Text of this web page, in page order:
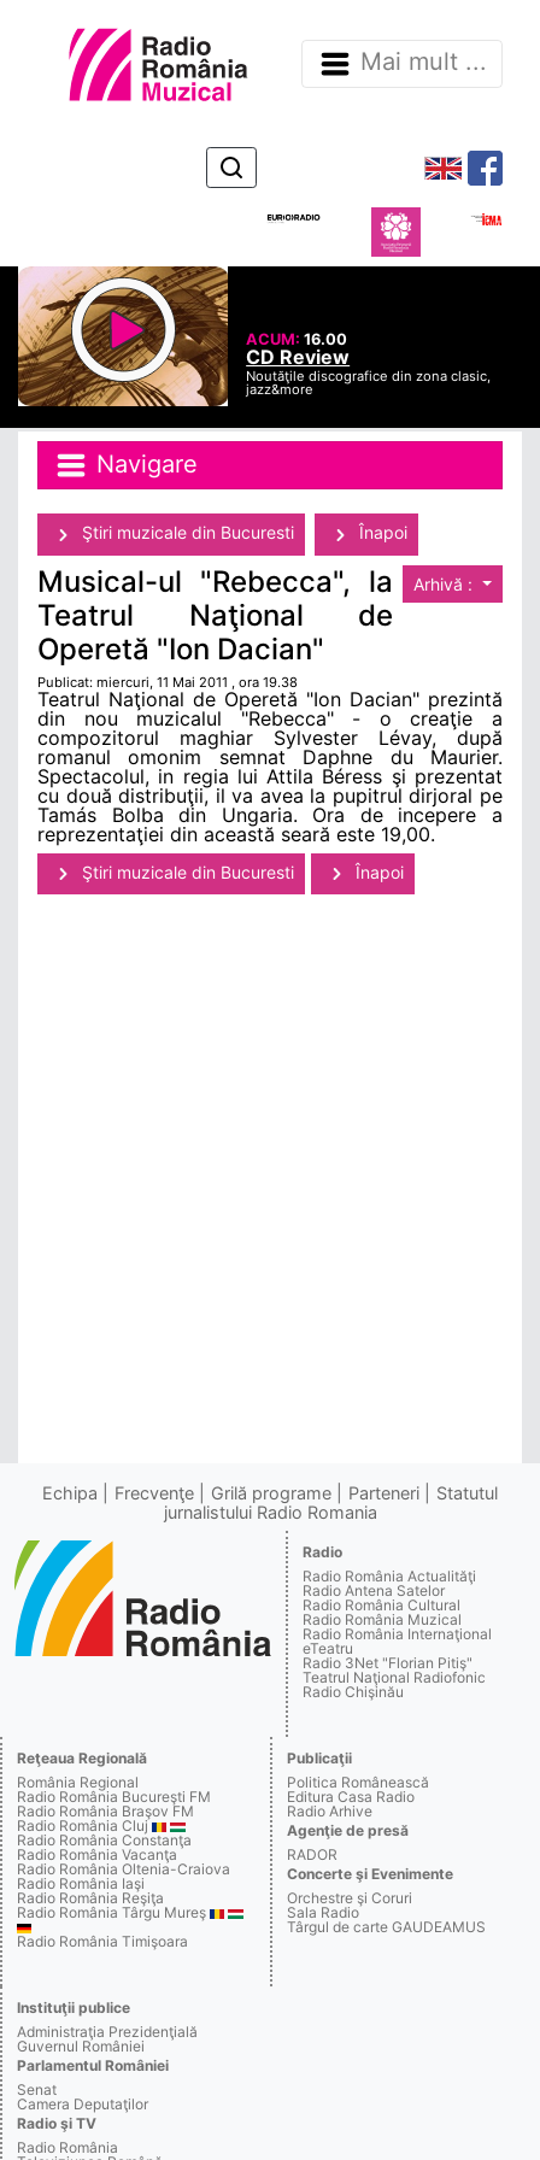
Mai mult ...
ACUM:16.00
CD Review
Noutăţile discografice din zona clasic,
jazz&more
Navigare
Ştiri muzicale din Bucuresti Înapoi
Arhivă :
Musical-ul "Rebecca", la
Teatrul Naţional de
Operetă "Ion Dacian"
Publicat: miercuri, 11 Mai 2011 , ora 19.38
Teatrul Naţional de Operetă "Ion Dacian" prezintă
din nou muzicalul "Rebecca" - o creaţie a
compozitorul maghiar Sylvester Lévay, după
romanul omonim semnat Daphne du Maurier.
Spectacolul, in regia lui Attila Béress şi prezentat
cu două distribuţii, il va avea la pupitrul dirjoral pe
Tamás Bolba din Ungaria. Ora de incepere a
reprezentaţiei din această seară este 19,00.
Ştiri muzicale din Bucuresti Înapoi
Echipa Frecvenţe Grilă programe Parteneri
Statutul
jurnalistului Radio Romania
Radio
Radio România Actualităţi
Radio Antena Satelor
Radio România Cultural
Radio România Muzical
Radio România Internaţional
eTeatru
Radio 3Net "Florian Pitiş"
Teatrul Naţional Radiofonic
Radio Chişinău
Reţeaua Regională
România Regional
Radio România Bucureşti FM
Radio România Braşov FM
Radio România Cluj
Radio România Constanţa
Radio România Vacanţa
Radio România Oltenia-Craiova
Radio România Iaşi
Radio România Reşiţa
Radio România Târgu Mureş
Radio România Timişoara
Publicaţii
Politica Românească
Editura Casa Radio
Radio Arhive
Agenţie de presă
RADOR
Concerte şi Evenimente
Orchestre şi Coruri
Sala Radio
Târgul de carte GAUDEAMUS
Instituţii publice
Administraţia Prezidenţială
Guvernul României
Parlamentul României
Senat
Camera Deputaţilor
Radio şi TV
Radio România